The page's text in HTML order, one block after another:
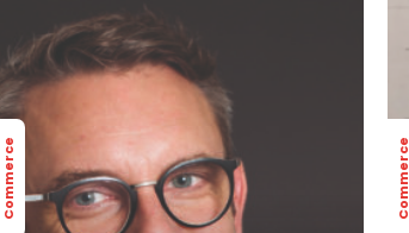
Commerce Commerce